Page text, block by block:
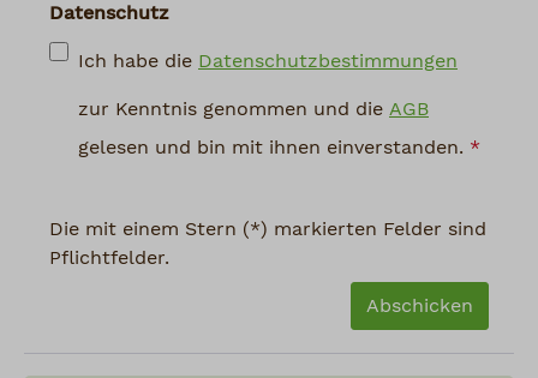
Datenschutz
Ich habe die Datenschutzbestimmungen
zur Kenntnis genommen und die AGB
gelesen und bin mit ihnen einverstanden. *
Die mit einem Stern (*) markierten Felder sind
Pflichtfelder.
Abschicken